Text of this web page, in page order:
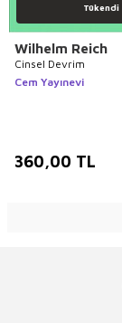
Tükendi
Wilhelm Reich
Cinsel Devrim
Cem Yayınevi
360,00 TL